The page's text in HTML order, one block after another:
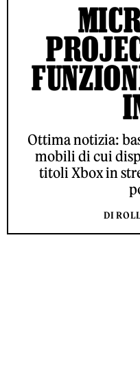
Ottima notizia:
mobili di cui
titoli Xbox in
DI